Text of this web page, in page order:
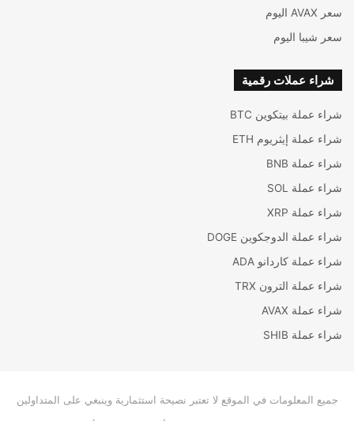
سعر AVAX اليوم
سعر شيبا اليوم
شراء عملات رقمية
شراء عملة بيتكوين BTC
شراء عملة إيثريوم ETH
شراء عملة BNB
شراء عملة SOL
شراء عملة XRP
شراء عملة الدوجكوين DOGE
شراء عملة كاردانو ADA
شراء عملة الترون TRX
شراء عملة AVAX
شراء عملة SHIB
جميع المعلومات في الموقع لا تعتبر نصيحة استثمارية وينبغي على المتداولين